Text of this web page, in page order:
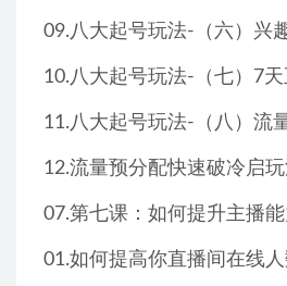
09.八大起号玩法-（六）兴
10.八大起号玩法-（七）7
11.八大起号玩法-（八）流
12.流量预分配快速破冷启
07.第七课：如何提升主播
01.如何提高你直播间在线